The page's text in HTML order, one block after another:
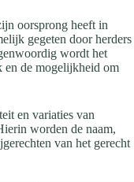
oorsprong heeft in
gegeten door herders
wordt het
en de mogelijkheid om
en variaties van
worden de naam,
van het gerecht